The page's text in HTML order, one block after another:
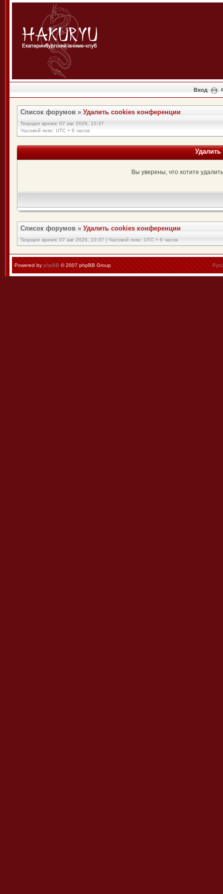
Вход
Список форумов » Удалить cookies конференции
Текущее время: 07 авг 2026, 10:37
Часовой пояс: UTC + 6 часов
Вы уверены, что хотите
Список форумов » Удалить cookies конференции
Текущее время: 07 авг 2026, 10:37 | Часовой пояс: UTC + 6 часов
Powered by phpBB © 2007 phpBB Group